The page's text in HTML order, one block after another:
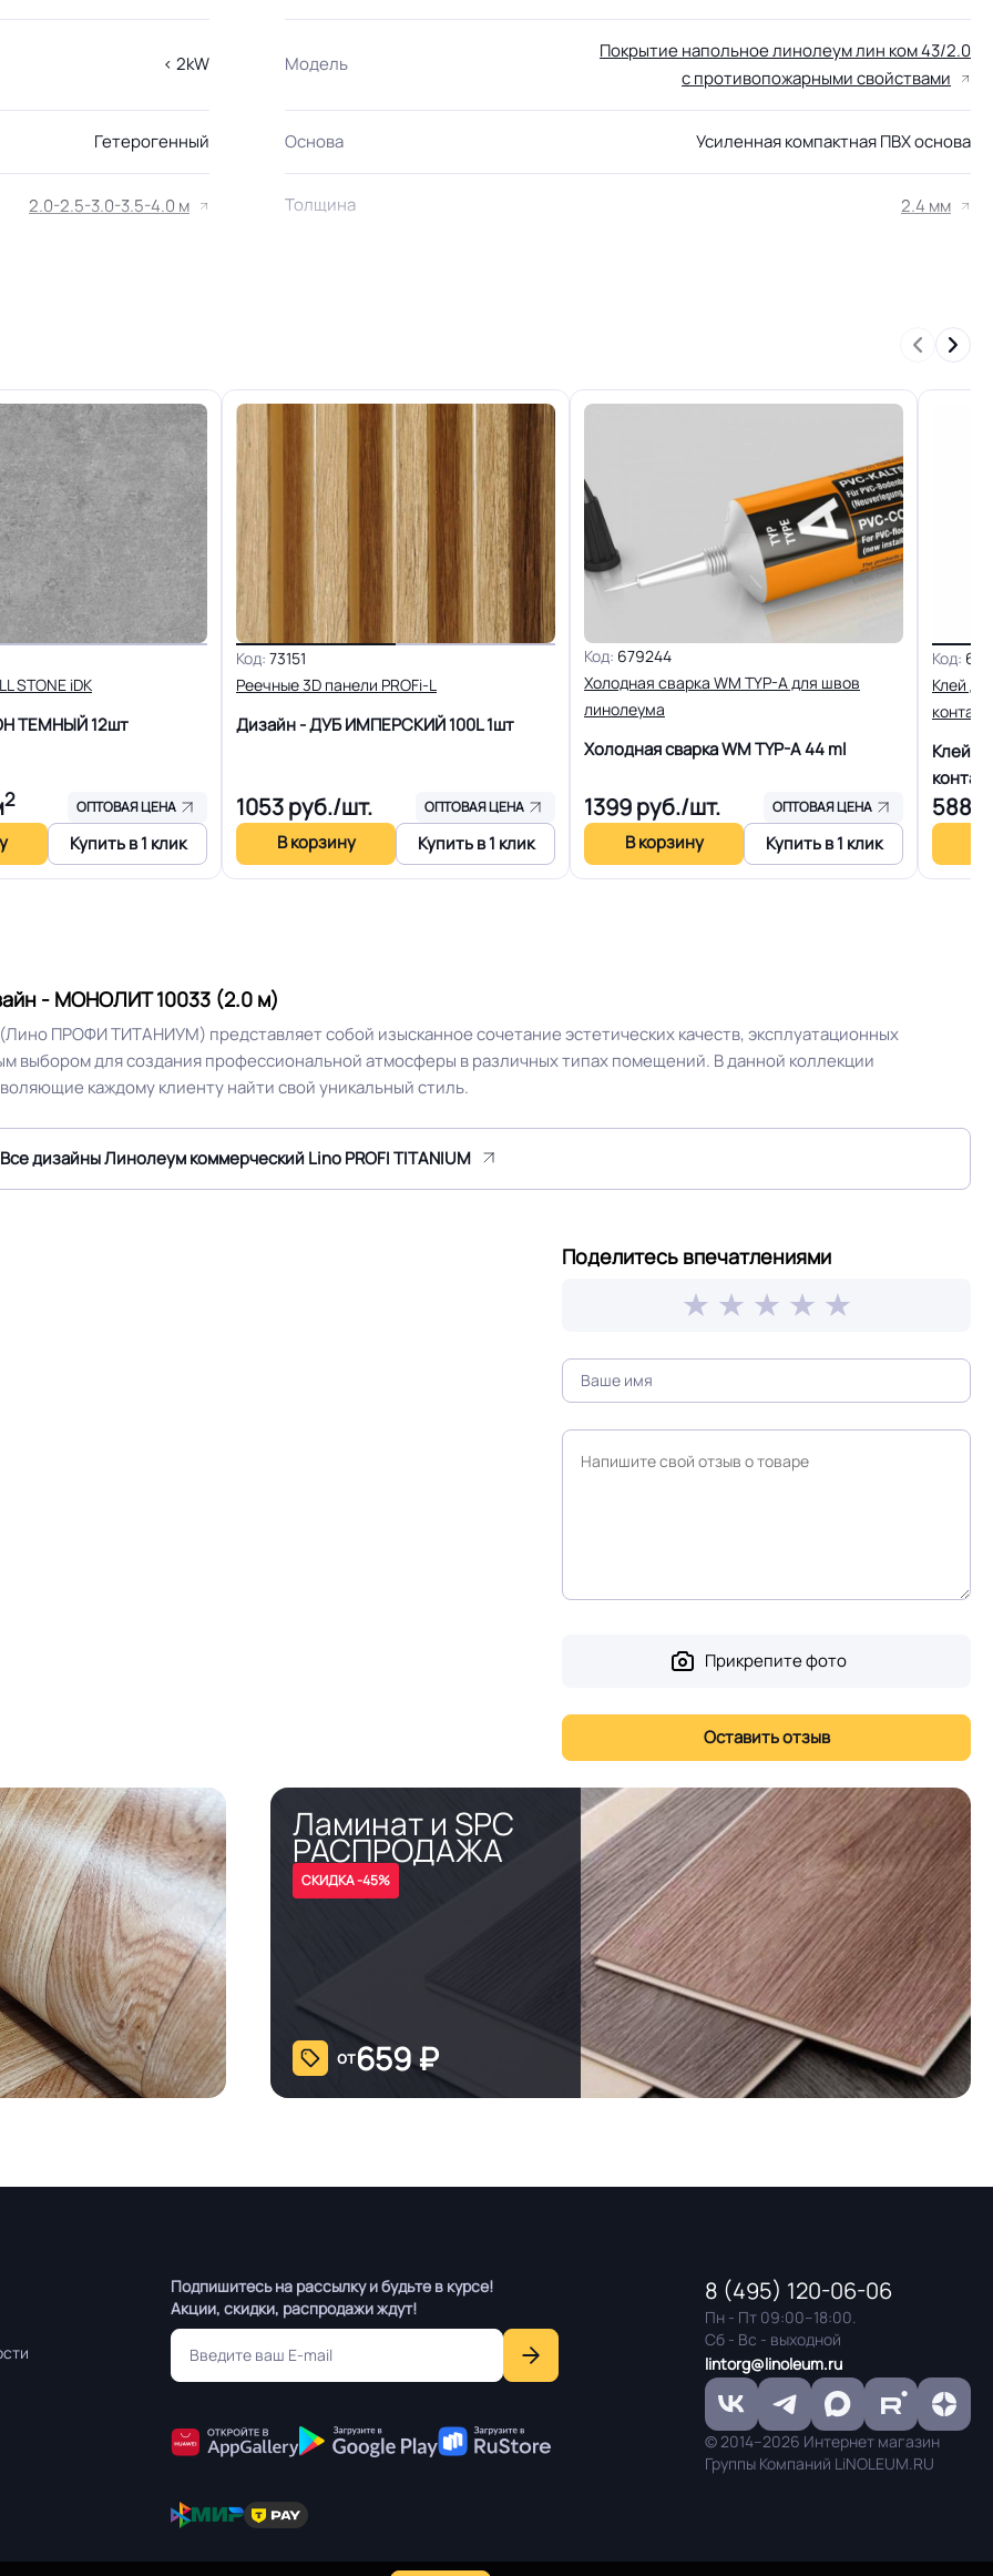
< 2kW Модель
Покрытие напольное линолеум лин ком 43/2.0
с противопожарными свойствами
Гетерогенный Основа Усиленная компактная ПВХ основа
2.0-2.5-3.0-3.5-4.0 м Толщина 2.4 мм
Для холла больниц, Для
электронной сборки, Для
опта
+-10% мм
КМ2 Класс 34/43 кл.
Группа Т Устойчивость к химии Отличная
на истирание с
слоем и усиленной
Защитный слой 0.70 мм (700) мкм
Допуск изменения линейных
+-10% %
PU Коэффициент противоскольжения R11
/ Холодная сварка шт Система примыкания к стенам
контакт / EUROPROF 521
Производственная площадка или
завод
на территории РФ и СНГ
STONE iDK
ТЕМНЫЙ12шт
2 ОПТОВАЯ ЦЕНА
Купить в 1 клик
Код: 73151
Реечные 3D панели PROFi-L
Дизайн - ДУБ ИМПЕРСКИЙ 100L1шт
1053руб./шт. ОПТОВАЯ ЦЕНА
В корзину Купить в 1 клик
Код: 679244
Холодная сварка WM TYP-A для швов
линолеума
Холодная сварка WM TYP-A44 ml
1399руб./шт. ОПТОВАЯ ЦЕНА
В корзину Купить в 1 клик
Код:
Клей
Клей
5887
- МОНОЛИТ 10033 (2.0 м)
ПРОФИ ТИТАНИУМ) представляет собой изысканное сочетание эстетических качеств, эксплуатационных
выбором для создания профессиональной атмосферы в различных типах помещений. В данной коллекции
каждому клиенту найти свой уникальный стиль.
Все дизайны Линолеум коммерческий Lino PROFI TITANIUM
Поделитесь впечатлениями
Прикрепите фото
Ламинат и SPC
РАСПРОДАЖА
СКИДКА -45%
от659₽
Подпишитесь на рассылку и будьте в курсе!
Акции, скидки, распродажи ждут!
8 (495) 120-06-06
Пн - Пт 09:00–18:00.
Сб - Вс - выходной
lintorg@linoleum.ru
© 2014–2026 Интернет магазин
Группы Компаний LiNOLEUM.RU